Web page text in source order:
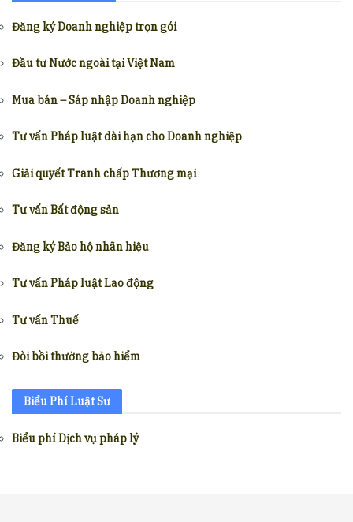
Đăng ký Doanh nghiệp trọn gói
Đầu tư Nước ngoài tại Việt Nam
Mua bán – Sáp nhập Doanh nghiệp
Tư vấn Pháp luật dài hạn cho Doanh nghiệp
Giải quyết Tranh chấp Thương mại
Tư vấn Bất động sản
Đăng ký Bảo hộ nhãn hiệu
Tư vấn Pháp luật Lao động
Tư vấn Thuế
Đòi bồi thường bảo hiểm
Biểu Phí Luật Sư
Biểu phí Dịch vụ pháp lý